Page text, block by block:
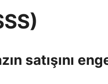
satışını